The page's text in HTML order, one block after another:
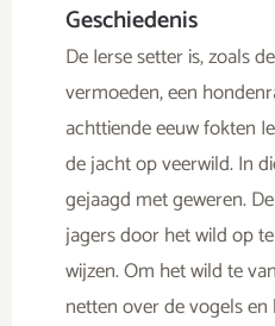
Geschiedenis
De Ierse setter is, zoals
vermoeden, een
achttiende eeuw fokten
de jacht op veerwild. In
gejaagd met geweren.
jagers door het wild op
wijzen. Om het wild te
netten over de vogels